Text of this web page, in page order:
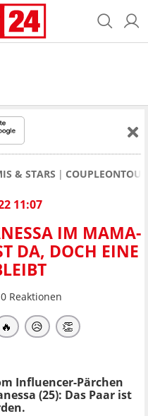
& STARS
11:07
IM MAMA-
DA, DOCH EINE
0 Reaktionen
🔥 😥 👏
Influencer-Pärchen
(25): Das Paar ist